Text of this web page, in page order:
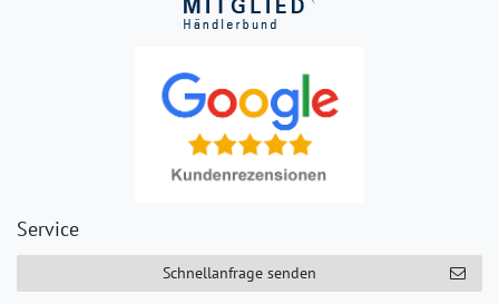
Service
Schnellanfrage senden